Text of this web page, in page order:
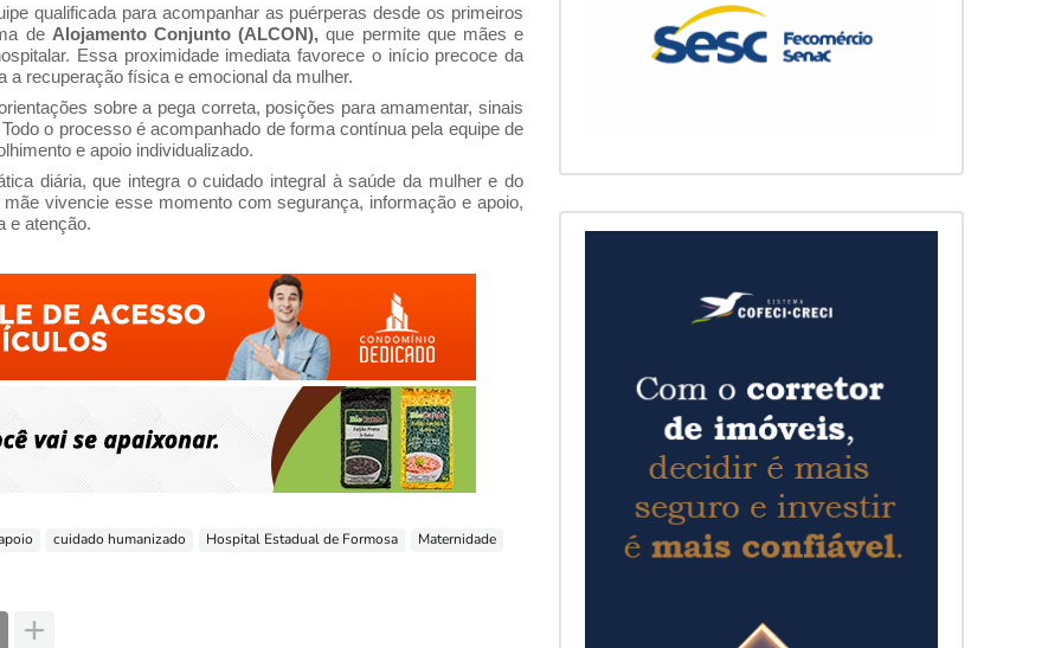
qualificada para acompanhar as puérperas desde os primeiros
de Alojamento Conjunto (ALCON), que permite que mães e
Essa proximidade imediata favorece o início precoce da
recuperação física e emocional da mulher.
sobre a pega correta, posições para amamentar, sinais
o processo é acompanhado de forma contínua pela equipe de
e apoio individualizado.
diária, que integra o cuidado integral à saúde da mulher e do
vivencie esse momento com segurança, informação e apoio,
e atenção.
cuidado humanizado Hospital Estadual de Formosa Maternidade